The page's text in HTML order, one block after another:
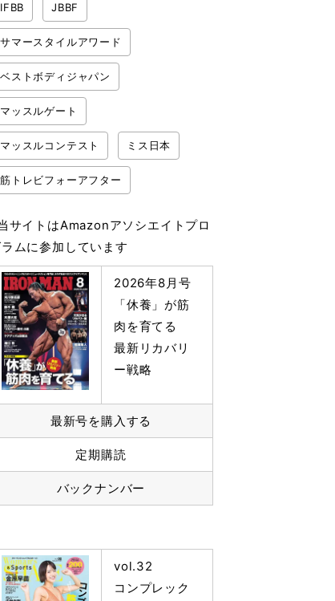
IFBB JBBF
サマースタイルアワード
ベストボディジャパン
マッスルゲート
マッスルコンテスト ミス日本
筋トレビフォーアフター
サイトはAmazonアソシエイトプロ
ムに参加しています
2026年8月号
「休養」が筋
肉を育てる
最新リカバリ
ー戦略
最新号を購入する
定期購読
バックナンバー
vol.32
コンプレック